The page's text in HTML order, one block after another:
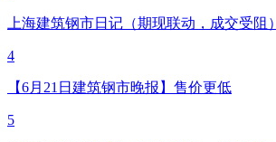
上海建筑钢市日记（期现联动，成交受阻）
4
【6月21日建筑钢市晚报】售价更低
5